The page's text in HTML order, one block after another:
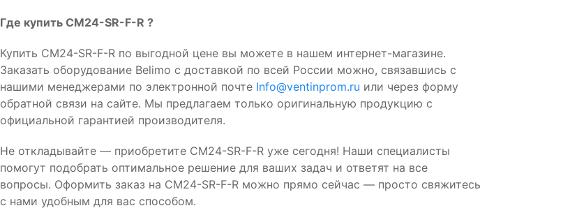
Где купить CM24-SR-F-R ?
Купить CM24-SR-F-R по выгодной цене вы можете в нашем интернет-магазине.
Заказать оборудование Belimo с доставкой по всей России можно, связавшись с
нашими менеджерами по электронной почте Info@ventinprom.ru или через форму
обратной связи на сайте. Мы предлагаем только оригинальную продукцию с
официальной гарантией производителя.
Не откладывайте — приобретите CM24-SR-F-R уже сегодня! Наши специалисты
помогут подобрать оптимальное решение для ваших задач и ответят на все
вопросы. Оформить заказ на CM24-SR-F-R можно прямо сейчас — просто свяжитесь
с нами удобным для вас способом.